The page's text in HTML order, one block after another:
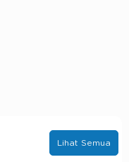
Lihat Semua